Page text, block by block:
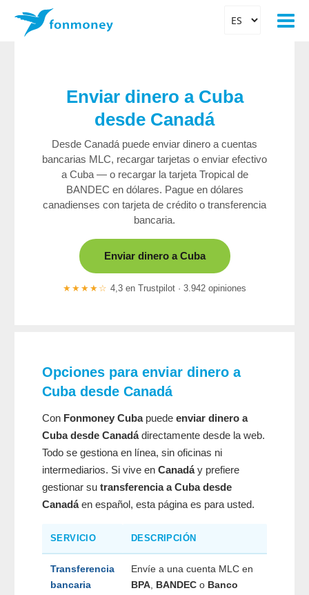
Enviar dinero a Cuba
desde Canadá
Desde Canadá puede enviar dinero a cuentas
bancarias MLC, recargar tarjetas o enviar efectivo
a Cuba — o recargar la tarjeta Tropical de
BANDEC en dólares. Pague en dólares
canadienses con tarjeta de crédito o transferencia
bancaria.
Enviar dinero a Cuba
★★★★☆ 4,3 en Trustpilot · 3.942 opiniones
Opciones para enviar dinero a
Cuba desde Canadá
Con Fonmoney Cubapuede enviar dinero a
Cuba desde Canadádirectamente desde la web.
Todo se gestiona en línea, sin oficinas ni
intermediarios. Si vive en Canadáy prefiere
gestionar su transferencia a Cuba desde
Canadáen español, esta página es para usted.
SERVICIO DESCRIPCIÓN
Transferencia
bancaria
Envíe a una cuenta MLC en
BPA, BANDEC o Banco